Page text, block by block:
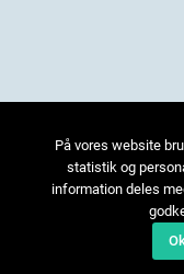
På vores website
statistik og
information deles